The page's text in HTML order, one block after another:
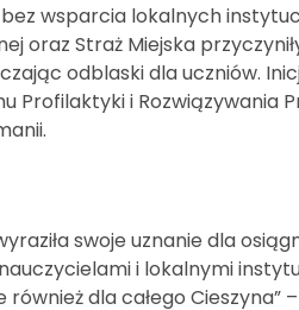
wsparcia lokalnych
oraz Straż Miejska
odblaski dla uczniów.
Profilaktyki i Rozwiązywania
swoje uznanie dla
i lokalnymi
dla całego Cieszyna”